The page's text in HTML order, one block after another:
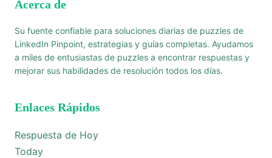
Acerca de
Su fuente confiable para soluciones diarias de puzzles de
LinkedIn Pinpoint, estrategias y guías completas. Ayudamos
a miles de entusiastas de puzzles a encontrar respuestas y
mejorar sus habilidades de resolución todos los días.
Enlaces Rápidos
Respuesta de Hoy
Today